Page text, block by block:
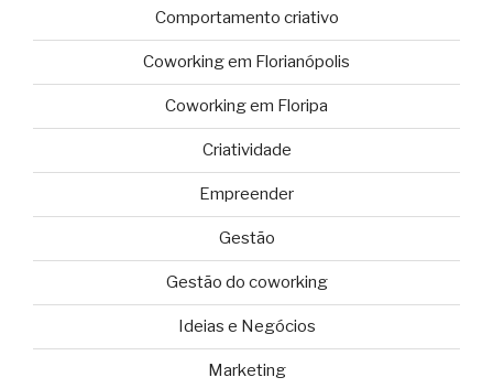
Comportamento criativo
Coworking em Florianópolis
Coworking em Floripa
Criatividade
Empreender
Gestão
Gestão do coworking
Ideias e Negócios
Marketing